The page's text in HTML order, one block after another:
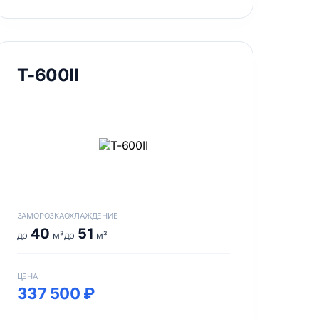
Т-600II
ЗАМОРОЗКА
до 40 м³
ОХЛАЖДЕНИЕ
до 51 м³
ЦЕНА
337 500 ₽